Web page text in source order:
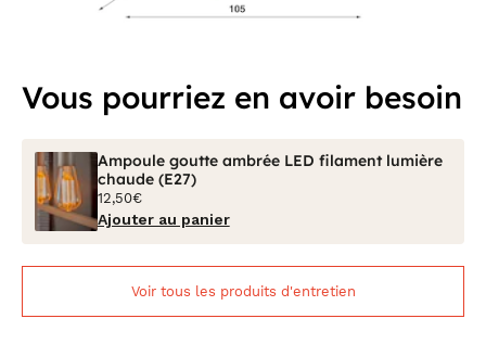
Vous pourriez en avoir besoin
Ampoule goutte ambrée LED filament lumière
chaude (E27)
12,50€
Ajouter au panier
Voir tous les produits d'entretien